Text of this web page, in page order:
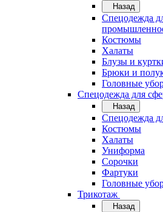
Назад
Спецодежда
Костюмы
Халаты
Блузы и
Брюки и
Головные
Спецодежда для
Назад
Спецодежда
Костюмы
Халаты
Униформа
Сорочки
Фартуки
Головные
Трикотаж
Назад